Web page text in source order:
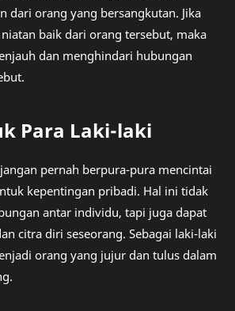
dari orang yang bersangkutan. Jika
baik dari orang tersebut, maka
dan menghindari hubungan
Para Laki-laki
pernah berpura-pura mencintai
kepentingan pribadi. Hal ini tidak
antar individu, tapi juga dapat
citra diri seseorang. Sebagai laki-laki
orang yang jujur dan tulus dalam